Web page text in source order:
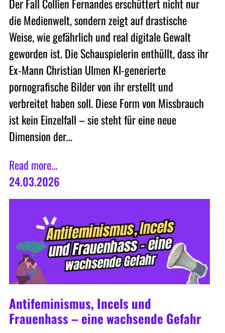
Der Fall Collien Fernandes erschüttert nicht nur
die Medienwelt, sondern zeigt auf drastische
Weise, wie gefährlich und real digitale Gewalt
geworden ist. Die Schauspielerin enthüllt, dass ihr
Ex-Mann Christian Ulmen KI-generierte
pornografische Bilder von ihr erstellt und
verbreitet haben soll. Diese Form von Missbrauch
ist kein Einzelfall – sie steht für eine neue
Dimension der…
Read more...
24.03.2026
Antifeminismus, Incels und
Frauenhass – eine wachsende Gefahr